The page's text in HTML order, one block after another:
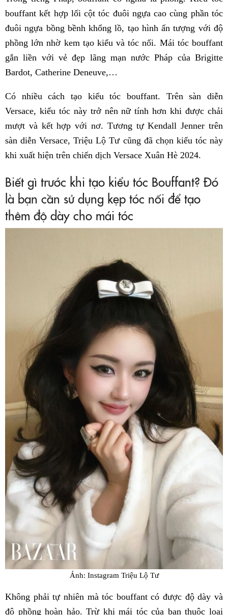
bouffant kết hợp lối cột tóc đuôi ngựa cao cùng phần tóc
đuôi ngựa bồng bềnh khổng lồ, tạo hình ấn tượng với độ
phồng lớn nhờ kem tạo kiểu và tóc nối. Mái tóc bouffant
gắn liền với vẻ đẹp lãng mạn nước Pháp của Brigitte
Bardot, Catherine Deneuve,…
Có nhiều cách tạo kiểu tóc bouffant. Trên sàn diễn
Versace, kiểu tóc này trở nên nữ tính hơn khi được chải
mượt và kết hợp với nơ. Tương tự Kendall Jenner trên
sàn diễn Versace, Triệu Lộ Tư cũng đã chọn kiểu tóc này
khi xuất hiện trên chiến dịch Versace Xuân Hè 2024.
Biết gì trước khi tạo kiểu tóc Bouffant? Đó
là bạn cần sử dụng kẹp tóc nối để tạo
thêm độ dày cho mái tóc
Ảnh: Instagram Triệu Lộ Tư
Không phải tự nhiên mà tóc bouffant có được độ dày và
độ phồng hoàn hảo. Trừ khi mái tóc của bạn thuộc loại